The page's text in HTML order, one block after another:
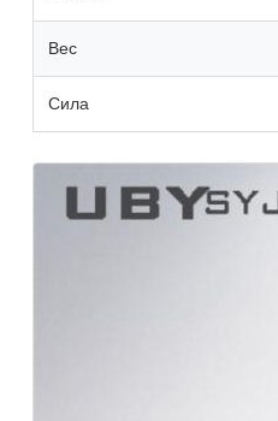
Вес
Сила